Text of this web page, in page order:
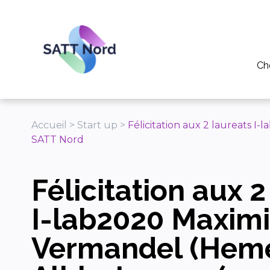
Accueil > Start up > Félicitation aux 2 laureats I-
SATT Nord
Félicitation aux
I-lab2020
Vermandel